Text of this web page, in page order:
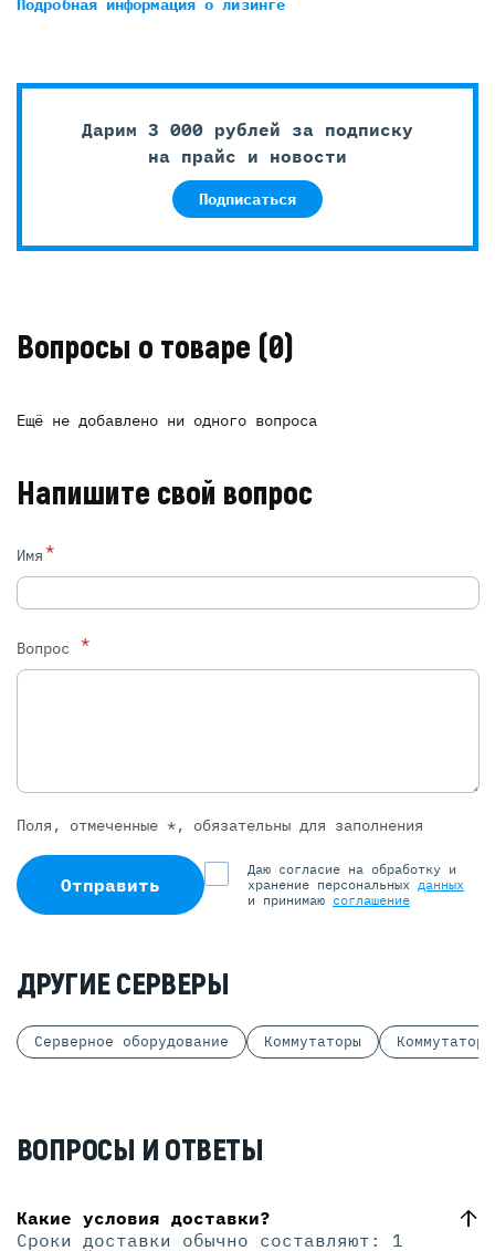
Подробная информацияо лизинге
Дарим 3 000 рублей за подписку
на прайс и новости
Подписаться
Вопросы о товаре (0)
Ещё не добавлено ни одного вопроса
Напишите свой вопрос
Имя*
Вопрос *
Поля, отмеченные *, обязательны для заполнения
Отправить
Даю согласие на обработку и
хранение персональных данных
и принимаю соглашение
ДРУГИЕ СЕРВЕРЫ
Серверное оборудование Коммутаторы
ВОПРОСЫ И ОТВЕТЫ
Какие условия доставки?
Сроки доставки обычно составляют: 1